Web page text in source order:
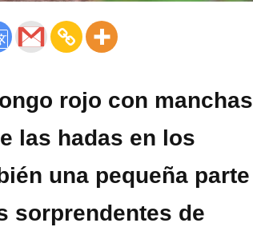
rojo con manchas
las hadas en los
una pequeña parte
sorprendentes de